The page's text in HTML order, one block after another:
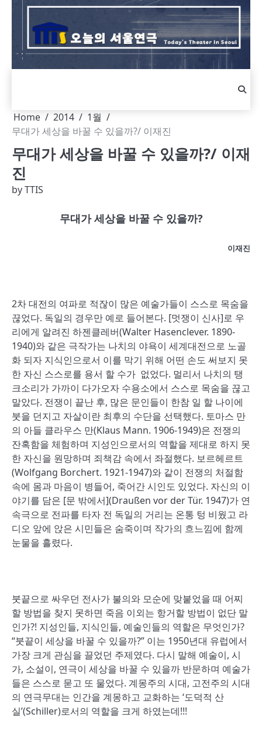
Skip
content
Home 2014
1월
무대가 세상을 바꿀 수 있을까?/ 이재진
무대가 세상을 바꿀 수 있을까?/ 이재
진
byTTIS
무대가 세상을 바꿀 수 있을까?
이재진
2차 대전의 여파로 적잖이 많은 예술가들이 스스로 목숨을
끊었다. 독일의 경우만 예로 들어본다. [멋쟁이 신사]로 우
리에게 알려진 하젠클레버(Walter Hasenclever. 1890-
1940)와 같은 극작가는 나치의 야욕이 세계대전으로 노골
화 되자 지식인으로서 이를 막기 위해 어떤 손도 써보지 못
한 자신 스스로를 용서 할 수가 없었다. 멀리서 나치의 탱
크소리가 가까이 다가오자 수용소에서 스스로 목숨을 끊고
말았다. 전쟁이 끝난 후, 많은 문인들이 한참 일 할 나이에
붓을 던지고 자살이란 최후의 수단을 선택했다. 토마스 만
의 아들 클라우스 만(Klaus Mann. 1906-1949)은 전쟁의
잔혹함을 체험하며 지성인으로서의 역할을 제대로 하지 못
한 자신을 원망하며 죄책감 속에서 좌절했다. 보르헤르트
(Wolfgang Borchert. 1921-1947)와 같이 전쟁의 처절함
속에 몸과 마음이 병들어, 죽어간 시인도 있었다. 자신의 이
야기를 담은 [문 밖에서](Draußen vor der Tür. 1947)가 연
속극으로 전파를 타자 전 독일의 거리는 온통 텅 비웠고 라
디오 앞에 앉은 시민들은 숨죽이며 작가의 흐느낌에 함께
눈물을 흘렸다.
붓끝으로 싸우던 전사가 불의와 모순에 맞붙었을 때 어찌
할 방법을 찾지 못하면 죽음 이외는 항거할 방법이 없단 말
인가?! 지성인들, 지식인들, 예술인들의 역할은 무엇인가?
“붓끝이 세상을 바꿀 수 있을까?” 이는 1950년대 유럽에서
가장 크게 관심을 끌었던 주제였다. 다시 말해 예술이, 시
가, 소설이, 연극이 세상을 바꿀 수 있을까 반문하며 예술가
들은 스스로 묻고 또 물었다. 계몽주의 시대, 고전주의 시대
의 연극무대는 인간을 계몽하고 교화하는 ‘도덕적 산
실’(Schiller)로서의 역할을 크게 하였는데!!!